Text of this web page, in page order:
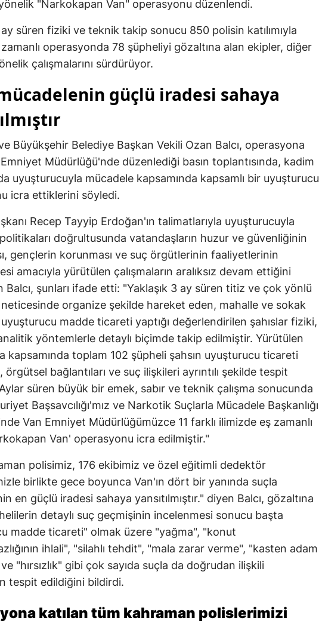
Elazığ
Erzurum
Giresun
Gümüşhane
Hatay
Isparta
Mersin
İstanbul
İzmir
Kars
Kastamonu
Kayseri
Kocaeli
Konya
Kütahya
Malatya
"Narkokapan Van" operasyonu düzenlendi.
ay süren fiziki ve teknik takip sonucu 850 polisin katılımıyla
zamanlı operasyonda 78 şüpheliyi gözaltına alan ekipler, diğer
çalışmalarını sürdürüyor.
güçlü iradesi sahaya
Büyükşehir Belediye Başkan Vekili Ozan Balcı, operasyona
Müdürlüğü'nde düzenlediği basın toplantısında, kadim
uyuşturucuyla mücadele kapsamında kapsamlı bir uyuşturucu
icra ettiklerini söyledi.
Recep Tayyip Erdoğan'ın talimatlarıyla uyuşturucuyla
doğrultusunda vatandaşların huzur ve güvenliğinin
gençlerin korunması ve suç örgütlerinin faaliyetlerinin
amacıyla yürütülen çalışmaların aralıksız devam ettiğini
Balcı, şunları ifade etti: "Yaklaşık 3 ay süren titiz ve çok yönlü
neticesinde organize şekilde hareket eden, mahalle ve sokak
uyuşturucu madde ticareti yaptığı değerlendirilen şahıslar fiziki,
yöntemlerle detaylı biçimde takip edilmiştir. Yürütülen
kapsamında toplam 102 şüpheli şahsın uyuşturucu ticareti
bağlantıları ve suç ilişkileri ayrıntılı şekilde tespit
süren büyük bir emek, sabır ve teknik çalışma sonucunda
Başsavcılığı'mız ve Narkotik Suçlarla Mücadele Başkanlığı
Van Emniyet Müdürlüğümüzce 11 farklı ilimizde eş zamanlı
Van' operasyonu icra edilmiştir."
polisimiz, 176 ekibimiz ve özel eğitimli dedektör
birlikte gece boyunca Van'ın dört bir yanında suçla
en güçlü iradesi sahaya yansıtılmıştır." diyen Balcı, gözaltına
detaylı suç geçmişinin incelenmesi sonucu başta
madde ticareti" olmak üzere "yağma", "konut
ihlali", "silahlı tehdit", "mala zarar verme", "kasten adam
"hırsızlık" gibi çok sayıda suçla da doğrudan ilişkili
tespit edildiğini bildirdi.
katılan tüm kahraman polislerimizi